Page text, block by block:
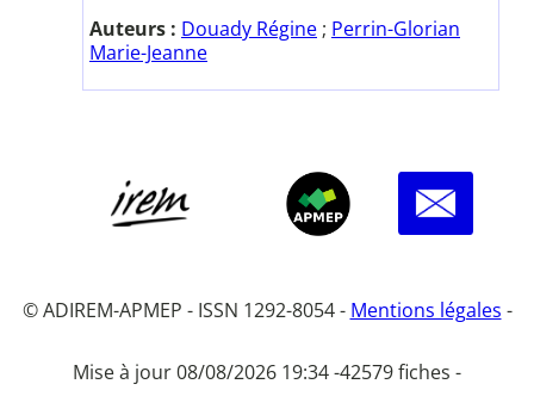
Auteurs : Douady Régine ; Perrin-Glorian
Marie-Jeanne
© ADIREM-APMEP - ISSN 1292-8054 - Mentions légales -
Mise à jour 08/08/2026 19:34 -42579 fiches -